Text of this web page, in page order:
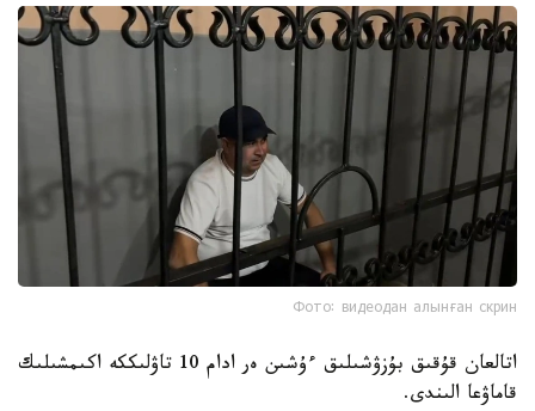
Фото: видеодан алынған скрин
اتالعان قۇقىق بۇزۋشىلىق ءۇشىن ەر ادام 10 تاۋلىككە اكىمشىلىك
قاماۋعا الىندى.